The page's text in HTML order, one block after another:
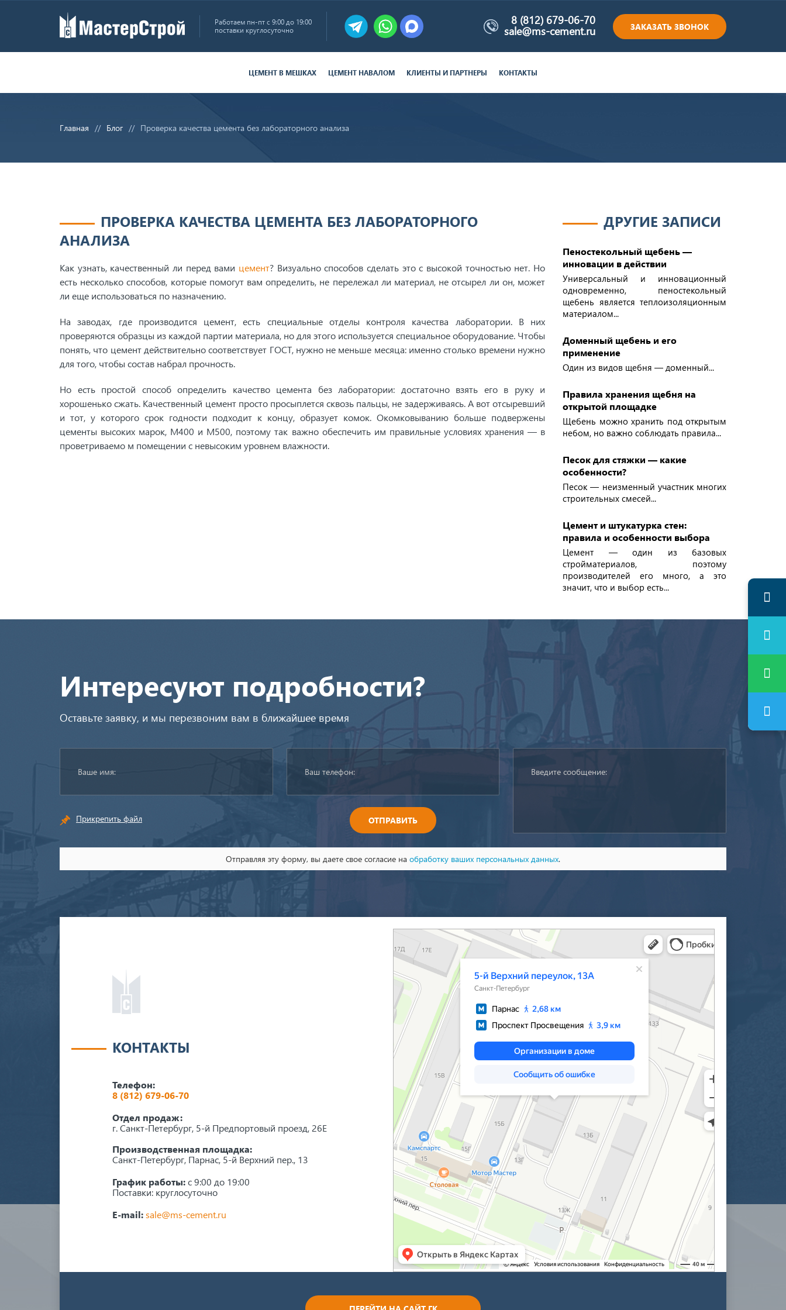
Работаем пн-пт с 9:00 до 19:00
поставки круглосуточно
8 (812) 679-06-70
sale@ms-cement.ru ЗАКАЗАТЬ ЗВОНОК
ЦЕМЕНТ В МЕШКАХ ЦЕМЕНТ НАВАЛОМ КЛИЕНТЫ И ПАРТНЕРЫ КОНТАКТЫ
Главная Блог Проверка качества цемента без лабораторного анализа
ПРОВЕРКА КАЧЕСТВА ЦЕМЕНТА БЕЗ ЛАБОРАТОРНОГО
АНАЛИЗА
Как узнать, качественный ли перед вами цемент? Визуально способов сделать это с высокой точностью нет. Но
есть несколько способов, которые помогут вам определить, не перележал ли материал, не отсырел ли он, может
ли еще использоваться по назначению.
На заводах, где производится цемент, есть специальные отделы контроля качества лаборатории. В них
проверяются образцы из каждой партии материала, но для этого используется специальное оборудование. Чтобы
понять, что цемент действительно соответствует ГОСТ, нужно не меньше месяца: именно столько времени нужно
для того, чтобы состав набрал прочность.
Но есть простой способ определить качество цемента без лаборатории: достаточно взять его в руку и
хорошенько сжать. Качественный цемент просто просыплется сквозь пальцы, не задерживаясь. А вот отсыревший
и тот, у которого срок годности подходит к концу, образует комок. Окомковыванию больше подвержены
цементы высоких марок, М400 и М500, поэтому так важно обеспечить им правильные условиях хранения — в
проветриваемо м помещении с невысоким уровнем влажности.
ДРУГИЕ ЗАПИСИ
Пеностекольный щебень —
инновации в действии
Универсальный и инновационный
одновременно, пеностекольный
щебень является теплоизоляционным
материалом...
Доменный щебень и его
применение
Один из видов щебня — доменный...
Правила хранения щебня на
открытой площадке
Щебень можно хранить под открытым
небом, но важно соблюдать правила...
Песок для стяжки — какие
особенности?
Песок — неизменный участник многих
строительных смесей...
Цемент и штукатурка стен:
правила и особенности выбора
Цемент — один из базовых
стройматериалов, поэтому
производителей его много, а это
значит, что и выбор есть...
Интересуют подробности?
Оставьте заявку, и мы перезвоним вам в ближайшее время
Прикрепить файл ОТПРАВИТЬ
Отправляя эту форму, вы даете свое согласие на обработку ваших персональных данных.
КОНТАКТЫ
Телефон:
8 (812) 679-06-70
Отдел продаж:
г. Санкт-Петербург, 5-й Предпортовый проезд, 26Е
Производственная площадка:
Санкт-Петербург, Парнас, 5-й Верхний пер., 13
График работы:с 9:00 до 19:00
Поставки: круглосуточно
E-mail:sale@ms-cement.ru
Санкт‑Петербург
5-й Верхний переулок, 13А на карте Санкт‑Петербурга — Яндекс Карты